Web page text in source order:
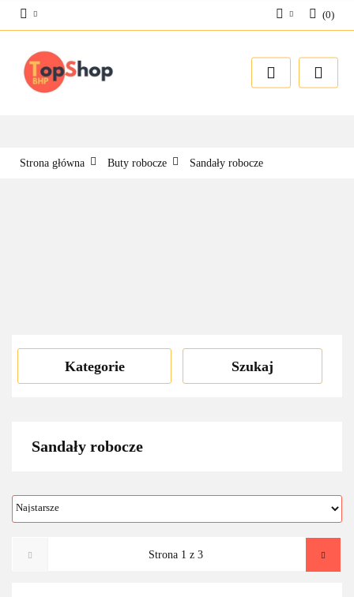
Zarejestruj się
(0)
Strona główna Buty robocze Sandały robocze
Kategorie Szukaj
Sandały robocze